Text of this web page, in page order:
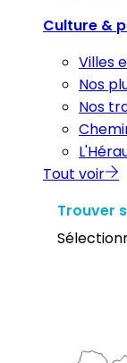
Culture &
Villes
Nos
Nos
Tout voir
Trouver